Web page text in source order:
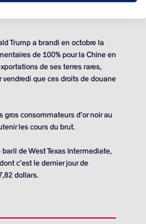
Trump a brandi en octobre la
de 100% pour la Chine en
de ses terres rares,
que ces droits de douane
gros consommateurs d’or noir au
les cours du brut.
de West Texas Intermediate,
c’est le dernier jour de
dollars.